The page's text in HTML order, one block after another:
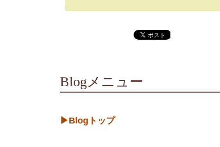
Blogメニュー
▶Blogトップ